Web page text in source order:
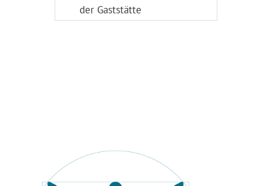
der Gaststätte
säkularer und
humanistischer Sicht in